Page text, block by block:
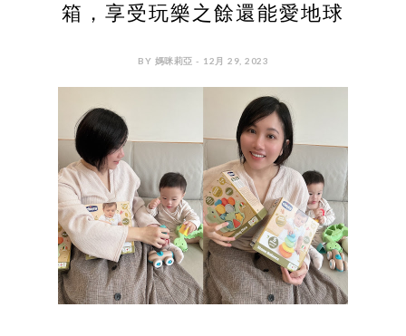
箱，享受玩樂之餘還能愛地球
BY 媽咪莉亞 - 12月 29, 2023